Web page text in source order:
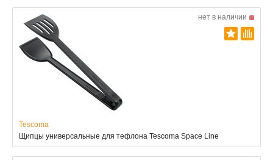
нет в наличии
Tescoma
Щипцы универсальные для тефлона Tescoma Space Line